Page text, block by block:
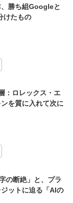
アプリ
勝ち組Googleと
けたもの
：ロレックス・エ
を質に入れて次に
の断絶」と、プラ
ットに迫る「AIの